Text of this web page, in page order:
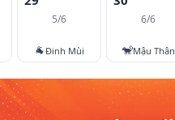
5/6
🐐Đinh Mùi
6/6
🐒Mậu Thân